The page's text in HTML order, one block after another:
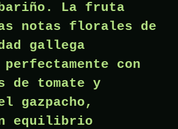
La fruta
notas florales de
gallega
con
de tomate y
gazpacho,
equilibrio